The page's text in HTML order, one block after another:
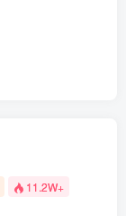
11.2W+